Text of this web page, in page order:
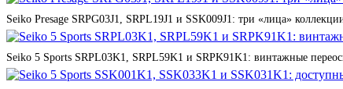
Seiko Presage SRPG03J1, SRPL19J1 и SSK009J1: три «лица»
Seiko 5 Sports SRPL03K1, SRPL59K1 и SRPK91K1: винтажные